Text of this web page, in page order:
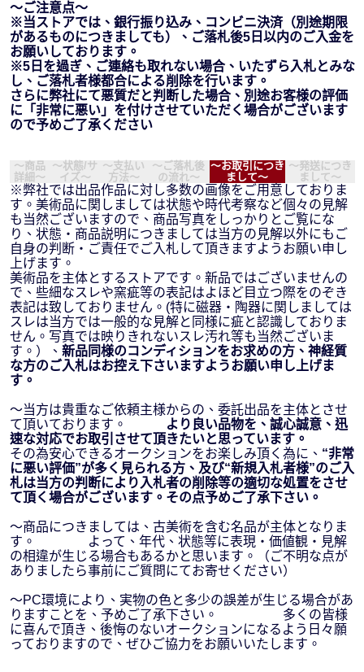
～ご注意点～
※当ストアでは、銀行振り込み、コンビニ決済（別途期限
があるものにつきましても）、ご落札後5日以内のご入金を
お願いしております。
※5日を過ぎ、ご連絡も取れない場合、いたずら入札とみな
し、ご落札者様都合による削除を行います。
さらに弊社にて悪質だと判断した場合、別途お客様の評価
に「非常に悪い」を付けさせていただく場合がございます
ので予めご了承ください
～商品
詳細～
～状態/サ
イズ～
～支払い
方法～
～ご落札後
の流れ～
～お取引につき
まして～
～発送につき
まして～
※弊社では出品作品に対し多数の画像をご用意しておりま
す。美術品に関しましては状態や時代考察など個々の見解
も当然ございますので、商品写真をしっかりとご覧にな
り、状態・商品説明につきましては当方の見解以外にもご
自身の判断・ご責任でご入札して頂きますようお願い申し
上げます。
美術品を主体とするストアです。新品ではございませんの
で、些細なスレや窯疵等の表記はよほど目立つ際をのぞき
表記は致しておりません。(特に磁器・陶器に関しましては
スレは当方では一般的な見解と同様に疵と認識しておりま
せん。写真では映りきれないスレ汚れ等も当然ございま
す。）、 新品同様のコンディションをお求めの方、神経質
な方のご入札はお控え下さいますようお願い申し上げま
す。
～当方は貴重なご依頼主様からの、委託出品を主体とさせ
て頂いております。
より良い品物を、誠心誠意、迅
速な対応でお取引させて頂きたいと思っています。
その為安心できるオークションをお楽しみ頂く為に、 “非常
に悪い評価”が多く見られる方、及び“新規入札者様”のご入
札は当方の判断により入札者の削除等の適切な処置をさせ
て頂く場合がございます。その点予めご了承下さい。
～商品につきましては、古美術を含む名品が主体となりま
す。 よって、年代、状態等に表現・価値観・見解
の相違が生じる場合もあるかと思います。（ご不明な点が
ありましたら事前にご質問にてお寄せください）
～PC環境により、実物の色と多少の誤差が生じる場合があ
りますことを、予めご了承下さい。 多くの皆様
に喜んで頂き、後悔のないオークションになるよう日々願
っておりますので、ぜひご協力をお願いいたします。